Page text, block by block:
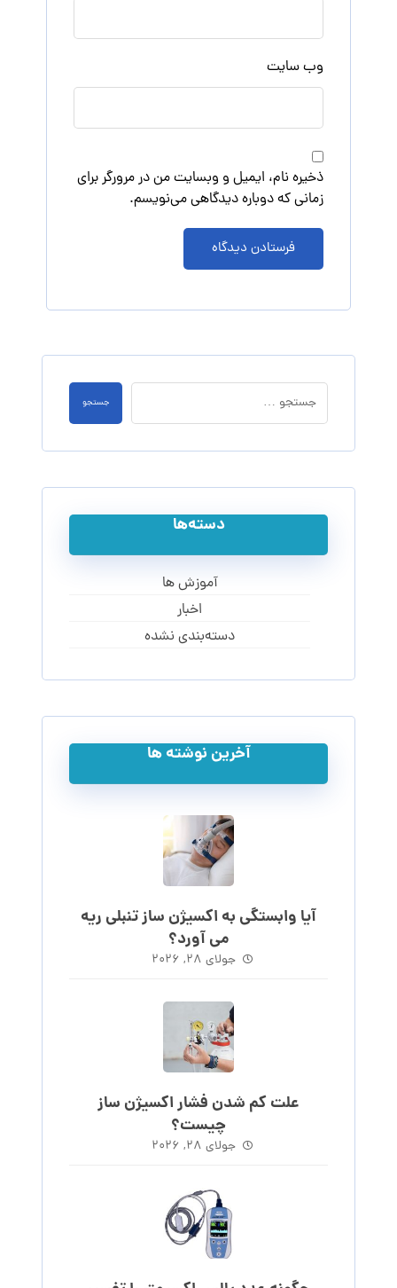
وب‌ سایت
ذخیره نام، ایمیل و وبسایت من در مرورگر برای
زمانی که دوباره دیدگاهی می‌نویسم.
فرستادن دیدگاه
جستجو
دسته‌ها
آموزش ها
اخبار
دسته‌بندی نشده
آخرین نوشته ها
آیا وابستگی به اکسیژن ساز تنبلی ریه
می آورد؟
جولای ۲۸, ۲۰۲۶
علت کم شدن فشار اکسیژن ساز
چیست؟
جولای ۲۸, ۲۰۲۶